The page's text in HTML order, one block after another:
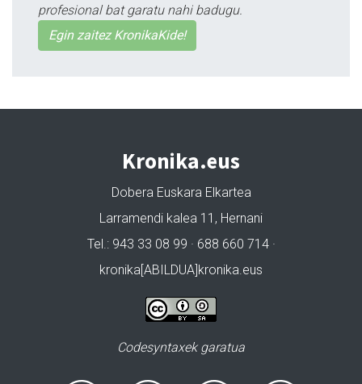
profesional bat garatu nahi badugu.
Egin zaitez KronikaKide!
Kronika.eus
Dobera Euskara Elkartea
Larramendi kalea 11, Hernani
Tel.: 943 33 08 99 · 688 660 714 ·
kronika[ABILDUA]kronika.eus
Codesyntaxek garatua